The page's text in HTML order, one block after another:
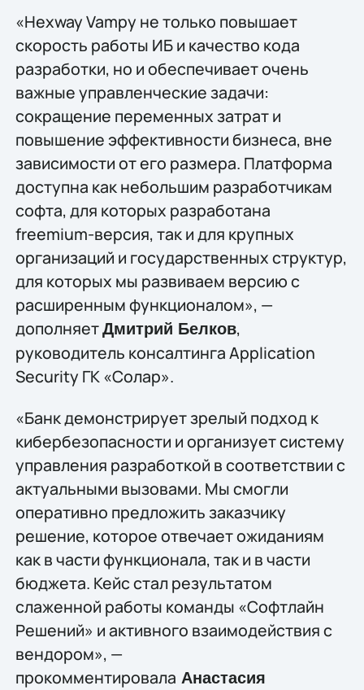
«Hexway Vampy не только повышает
скорость работы ИБ и качество кода
разработки, но и обеспечивает очень
важные управленческие задачи:
сокращение переменных затрат и
повышение эффективности бизнеса, вне
зависимости от его размера. Платформа
доступна как небольшим разработчикам
софта, для которых разработана
freemium-версия, так и для крупных
организаций и государственных структур,
для которых мы развиваем версию с
расширенным функционалом», —
дополняетДмитрий Белков,
руководитель консалтинга Application
Security ГК «Солар».
«Банк демонстрирует зрелый подход к
кибербезопасности и организует систему
управления разработкой в соответствии с
актуальными вызовами. Мы смогли
оперативно предложить заказчику
решение, которое отвечает ожиданиям
как в части функционала, так и в части
бюджета. Кейс стал результатом
слаженной работы команды «Софтлайн
Решений» и активного взаимодействия с
вендором», —
прокомментировала Анастасия